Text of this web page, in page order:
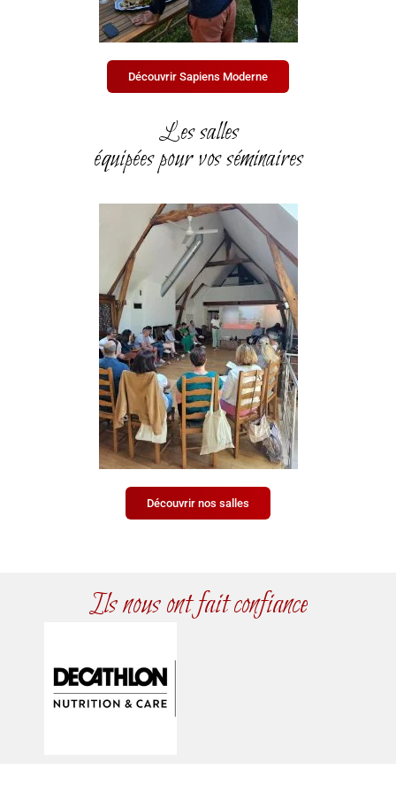
Découvrir Sapiens Moderne
Les salles
équipées pour vos séminaires
Découvrir nos salles
Ils nous ont fait confiance